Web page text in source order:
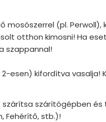
mosószerrel (pl.
otthon kimosni! Ha
szappannal!
esen) kifordítva vasalja!
szárítsa szárítógépben
Fehérítő, stb.)!